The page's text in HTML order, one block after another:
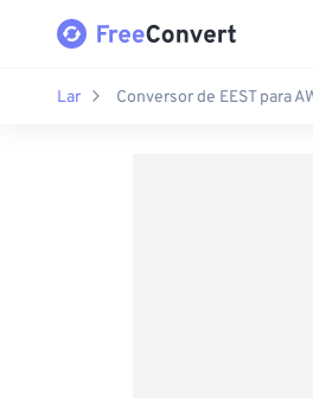
Lar Conversor de EEST para